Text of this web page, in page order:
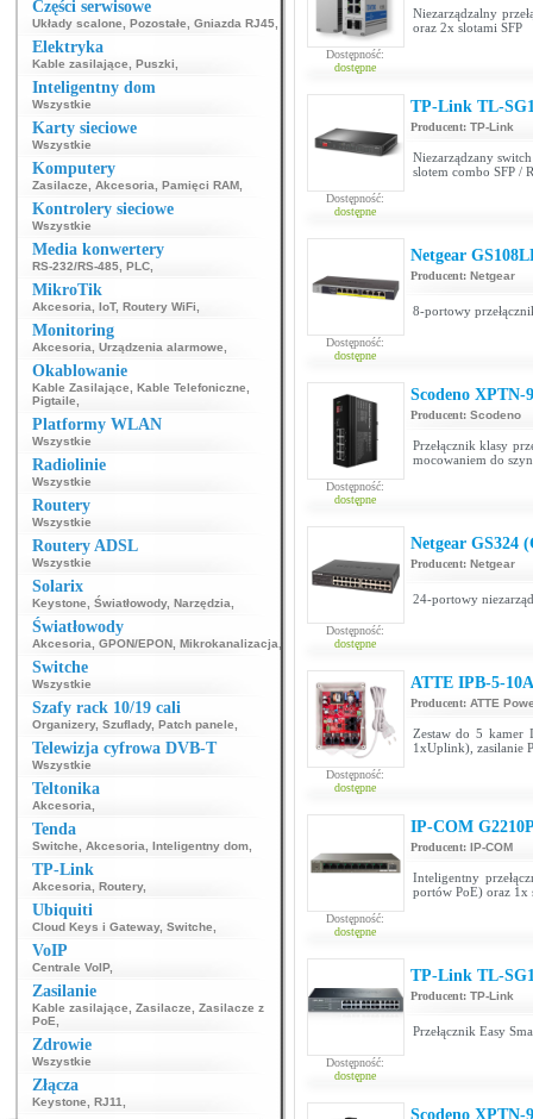
Części serwisowe
Układy scalone Pozostałe Gniazda RJ45
Elektryka
Kable zasilające Puszki
Inteligentny dom
Wszystkie
Karty sieciowe
Wszystkie
Komputery
Zasilacze Akcesoria Pamięci RAM
Kontrolery sieciowe
Wszystkie
Media konwertery
RS-232/RS-485 PLC
MikroTik
Akcesoria IoT, Routery WiFi
Monitoring
Akcesoria Urządzenia alarmowe
Okablowanie
Kable Zasilające Kable Telefoniczne
Pigtaile
Platformy WLAN
Wszystkie
Radiolinie
Wszystkie
Routery
Wszystkie
Routery ADSL
Wszystkie
Solarix
Keystone Światłowody, Narzędzia
Światłowody
Akcesoria GPON/EPON Mikrokanalizacja
Switche
Wszystkie
Szafy rack 10/19 cali
Organizery, Szuflady, Patch panele
Telewizja cyfrowa DVB-T
Wszystkie
Teltonika
Akcesoria
Tenda
Switche Akcesoria Inteligentny dom
TP-Link
Akcesoria Routery,
Ubiquiti
Cloud Keys i Gateway, Switche
VoIP
Centrale VoIP,
Zasilanie
Kable zasilające Zasilacze
Zasilacze z
PoE
Zdrowie
Wszystkie
Złącza
Keystone RJ11
Dostępność:
dostępne
Niezarządzalny
oraz 2x slotami SFP
Dostępność:
dostępne
TP-Link TL-
Producent: TP-Link
Niezarządzany
slotem combo SFP /
Dostępność:
dostępne
Netgear
Producent: Netgear
8-portowy
Dostępność:
dostępne
Scodeno XPTN-
Producent: Scodeno
Przełącznik klasy
mocowaniem do
Dostępność:
dostępne
Netgear GS324
Producent: Netgear
24-portowy
Dostępność:
dostępne
ATTE IPB-5-
Producent: ATTE
Zestaw do 5 kamer
1xUplink), zasilanie
Dostępność:
dostępne
IP-COM
Producent: IP-COM
Inteligentny
portów PoE) oraz 1x
Dostępność:
dostępne
TP-Link TL-
Producent: TP-Link
Przełącznik Easy
Scodeno XPTN-